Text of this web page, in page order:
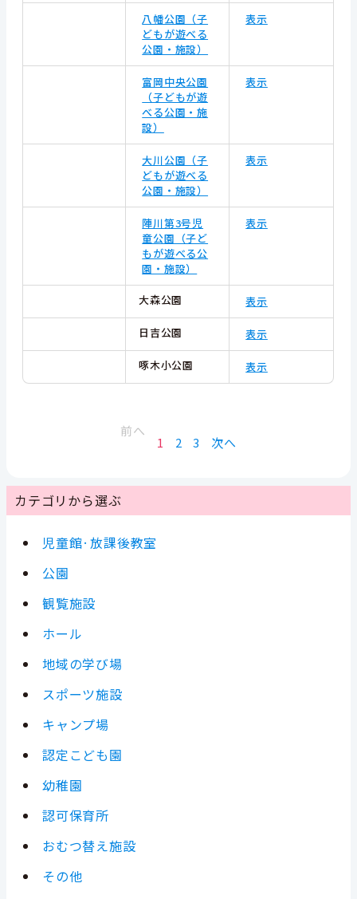
八幡公園（子
どもが遊べる
公園・施設）
表示
富岡中央公園
（子どもが遊
べる公園・施
設）
表示
大川公園（子
どもが遊べる
公園・施設）
表示
陣川第3号児
童公園（子ど
もが遊べる公
園・施設）
表示
大森公園 表示
日吉公園 表示
啄木小公園 表示
前へ
1 2 3 次へ
カテゴリから選ぶ
児童館·放課後教室
公園
観覧施設
ホール
地域の学び場
スポーツ施設
キャンプ場
認定こども園
幼稚園
認可保育所
おむつ替え施設
その他